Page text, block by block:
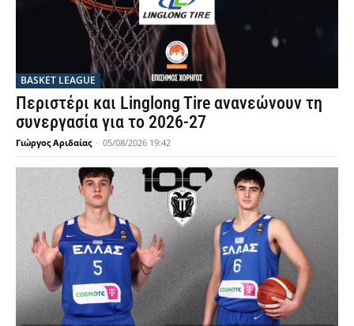
BASKET LEAGUE
Περιστέρι και Linglong Tire ανανεώνουν τη
συνεργασία για το 2026-27
Γιώργος Αριδαίας - 05/08/2026 19:42